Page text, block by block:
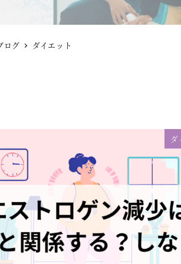
ログ ダイエット
ダ